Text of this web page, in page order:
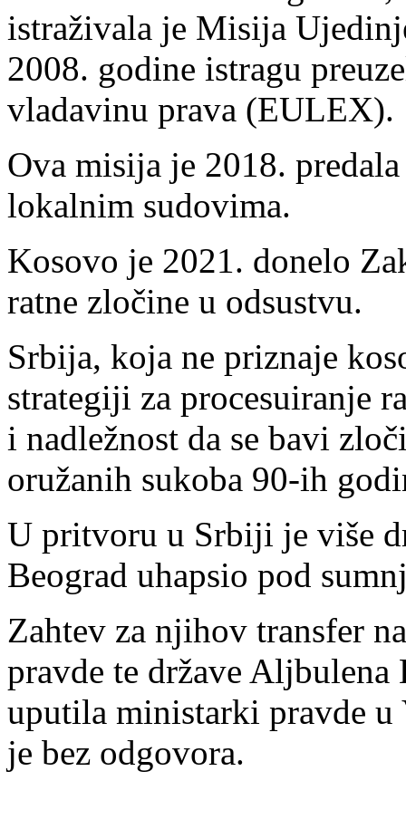
istraživala je Misija
2008. godine istragu
vladavinu prava (EULEX).
Ova misija je 2018.
lokalnim sudovima.
Kosovo je 2021. donelo
ratne zločine u odsustvu.
Srbija, koja ne priznaje
strategiji za procesuiranje
i nadležnost da se bavi
oružanih sukoba 90-ih
U pritvoru u Srbiji je više
Beograd uhapsio pod
Zahtev za njihov transfer
pravde te države
uputila ministarki pravde
je bez odgovora.